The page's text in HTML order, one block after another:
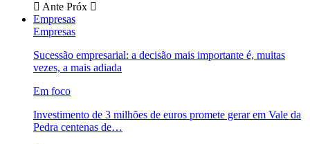
Ante Próx
Empresas
Empresas
Sucessão empresarial: a decisão mais importante é, muitas
vezes, a mais adiada
Em foco
Investimento de 3 milhões de euros promete gerar em Vale da
Pedra centenas de…